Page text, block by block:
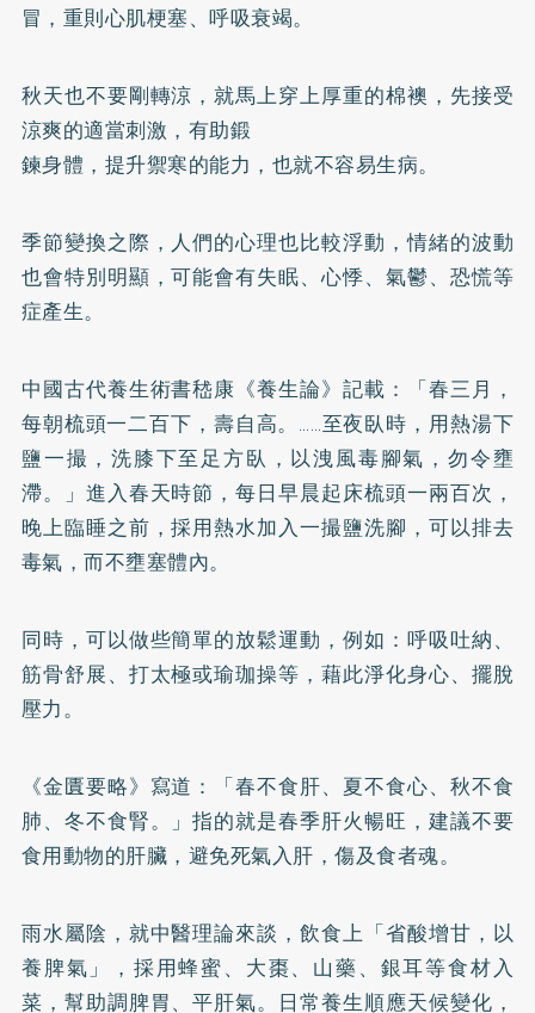
冒，重則心肌梗塞、呼吸衰竭。
秋天也不要剛轉涼，就馬上穿上厚重的棉襖，先接受
涼爽的適當刺激，有助鍛
鍊身體，提升禦寒的能力，也就不容易生病。
季節變換之際，人們的心理也比較浮動，情緒的波動
也會特別明顯，可能會有失眠、心悸、氣鬱、恐慌等
症產生。
中國古代養生術書嵇康《養生論》記載：「春三月，
每朝梳頭一二百下，壽自高。……至夜臥時，用熱湯下
鹽一撮，洗膝下至足方臥，以洩風毒腳氣，勿令壅
滯。」進入春天時節，每日早晨起床梳頭一兩百次，
晚上臨睡之前，採用熱水加入一撮鹽洗腳，可以排去
毒氣，而不壅塞體內。
同時，可以做些簡單的放鬆運動，例如：呼吸吐納、
筋骨舒展、打太極或瑜珈操等，藉此淨化身心、擺脫
壓力。
《金匱要略》寫道：「春不食肝、夏不食心、秋不食
肺、冬不食腎。」指的就是春季肝火暢旺，建議不要
食用動物的肝臟，避免死氣入肝，傷及食者魂。
雨水屬陰，就中醫理論來談，飲食上「省酸增甘，以
養脾氣」，採用蜂蜜、大棗、山藥、銀耳等食材入
菜，幫助調脾胃、平肝氣。日常養生順應天候變化，